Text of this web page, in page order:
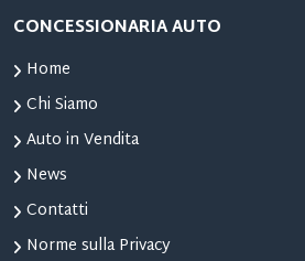
CONCESSIONARIA AUTO
Home
Chi Siamo
Auto in Vendita
News
Contatti
Norme sulla Privacy